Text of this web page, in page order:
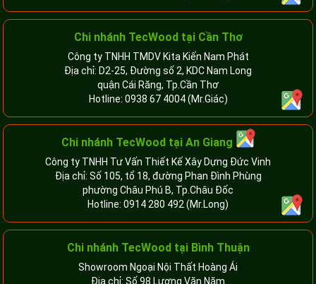
Chi nhánh TecWood tại Cần Thơ
Công ty TNHH TMDV Kita Kiến Nam Phát
Địa chỉ: D2-25, Đường số 2, KDC Nam Long
quận Cái Răng, Tp.Cần Thơ
Hotline: 0938 67 4004(Mr.Giác)
Chi nhánh TecWood tại An Giang
Công ty TNHH Tư Vấn Thiết Kế Xây Dựng Đức Vinh
Địa chỉ: Số 105, tổ 18, đường Phan Đình Phùng
phường Châu Phú B, Tp.Châu Đốc
Hotline: 0914 280 492 (Mr.Long)
Chi nhánh TecWood tại Bình Thuận
Showroom Ngoại Nội Thất Hoàng Ái
Địa chỉ: Số 98 Lương Văn Năm